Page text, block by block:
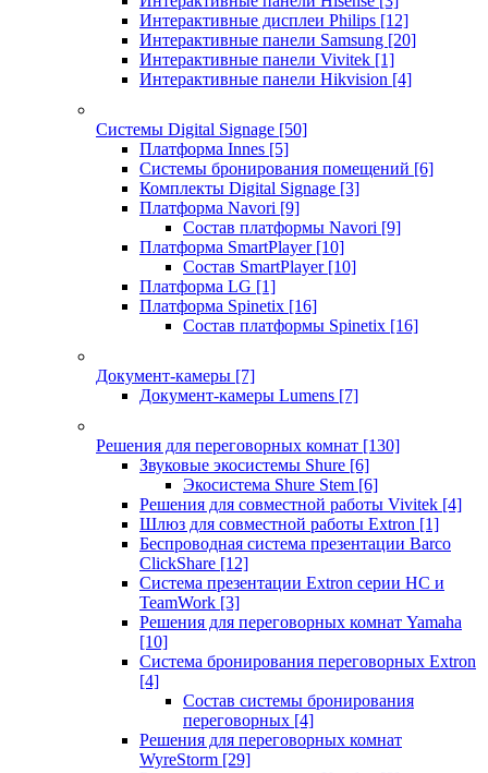
Интерактивные дисплеи Philips [12]
Интерактивные панели Samsung [20]
Интерактивные панели Vivitek [1]
Интерактивные панели Hikvision [4]
Системы Digital Signage [50]
Платформа Innes [5]
Системы бронирования помещений [6]
Комплекты Digital Signage [3]
Платформа Navori [9]
Состав платформы Navori [9]
Платформа SmartPlayer [10]
Состав SmartPlayer [10]
Платформа LG [1]
Платформа Spinetix [16]
Состав платформы Spinetix [16]
Документ-камеры [7]
Документ-камеры Lumens [7]
Решения для переговорных комнат [130]
Звуковые экосистемы Shure [6]
Экосистема Shure Stem [6]
Решения для совместной работы Vivitek [4]
Шлюз для совместной работы Extron [1]
Беспроводная система презентации Barco
ClickShare [12]
Система презентации Extron серии HC и
TeamWork [3]
Решения для переговорных комнат Yamaha
[10]
Система бронирования переговорных Extron
[4]
Состав системы бронирования
переговорных [4]
Решения для переговорных комнат
WyreStorm [29]